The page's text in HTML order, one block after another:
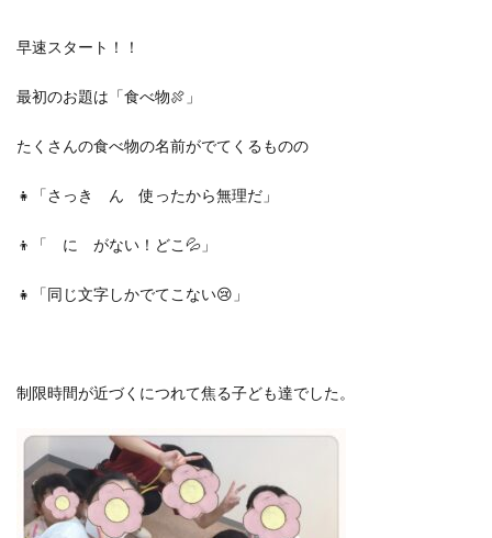
早速スタート！！
最初のお題は「食べ物🍖」
たくさんの食べ物の名前がでてくるものの
👧「さっき ん 使ったから無理だ」
👦「 に がない！どこ💦」
👧「同じ文字しかでてこない😢」
制限時間が近づくにつれて焦る子ども達でした。